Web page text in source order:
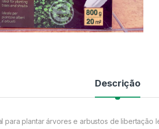
Descrição
para plantar árvores e arbustos de libertação